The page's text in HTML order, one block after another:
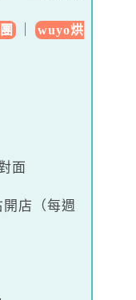
wuyo烘
面
店（每週